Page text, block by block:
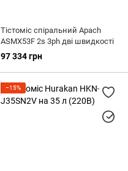
Тістоміс спіральний Apach
ASMX53F 2s 3ph дві швидкості
97 334 грн
−15%